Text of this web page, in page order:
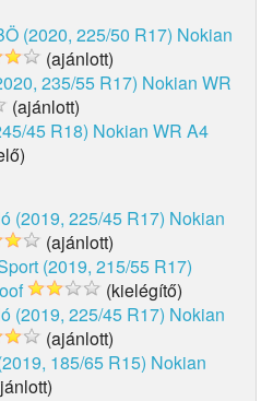
(2020, 225/50 R17) Nokian
(ajánlott)
235/55 R17) Nokian WR
(ajánlott)
45 R18) Nokian WR A4
(2019, 225/45 R17) Nokian
(ajánlott)
(2019, 215/55 R17)
(kielégítő)
(2019, 225/45 R17) Nokian
(ajánlott)
185/65 R15) Nokian